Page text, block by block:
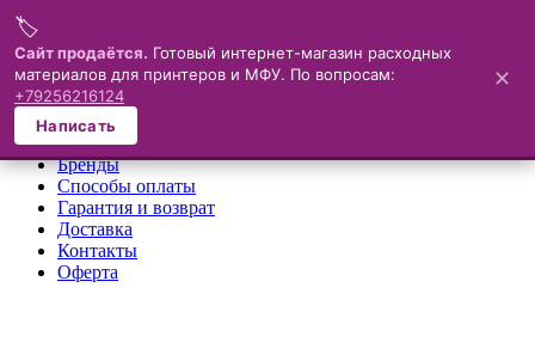
Меню
×
О компании
Каталог
Бренды
Способы оплаты
Гарантия и возврат
Доставка
Контакты
Оферта
🏷️
Сайт продаётся. Готовый интернет-магазин расходных
материалов для принтеров и МФУ. По вопросам:
+79256216124
Написать
✕